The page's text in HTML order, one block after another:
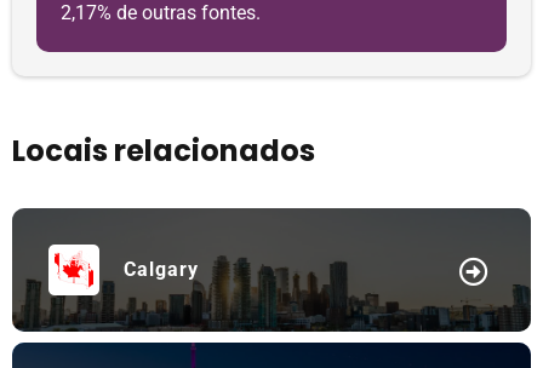
2,17% de outras fontes.
Locais relacionados
Calgary